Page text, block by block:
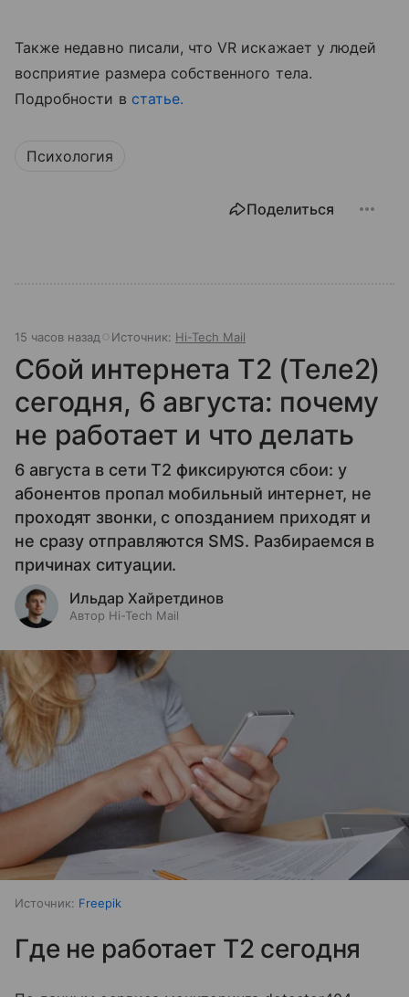
Также недавно писали, что VR искажает у людей
восприятие размера собственного тела.
Подробности в статье.
Психология
Поделиться
15 часов назад Источник: Hi-Tech Mail
Сбой интернета T2 (Теле2)
сегодня, 6 августа: почему
не работает и что делать
6 августа в сети T2 фиксируются сбои: у
абонентов пропал мобильный интернет, не
проходят звонки, с опозданием приходят и
не сразу отправляются SMS. Разбираемся в
причинах ситуации.
Ильдар Хайретдинов
Автор Hi-Tech Mail
Источник: Freepik
Где не работает T2 сегодня